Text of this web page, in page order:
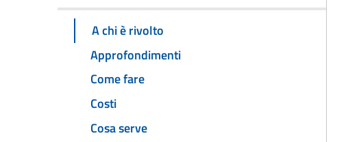
A chi è rivolto
Approfondimenti
Come fare
Costi
Cosa serve